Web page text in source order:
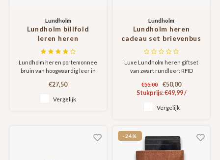
Lundholm
Lundholm billfold
leren heren
portemonnee met
RFID bescherming -
bruin
Lundholm heren portemonnee
bruin van hoogwaardig leer in
overzichtelijk en elegant. Op
zoek naar een compacte
portemonnee voor heren? Deze
€27,50
Vergelijk
Lundholm
Lundholm heren
cadeau set brievenbus
geschenkdoos -
mannen cadeautjes
leren pasjeshouder -
RFID
creditcardhouder safe
- cadeau voor man -
geschenk voor mannen
- leren armband
sleutelhanger luxe
cadeau voor man -
portefeuille zwart
Luxe Lundholm heren giftset
van zwart rundleer: RFID
armband en sleutelhanger met
bieropener. Scandinavisch
design, duurzaam en tijdloos.
Perfect cadeau voor Vaderdag,
€55,00
€50,00
Stukprijs:€49,99/
Vergelijk
-24%